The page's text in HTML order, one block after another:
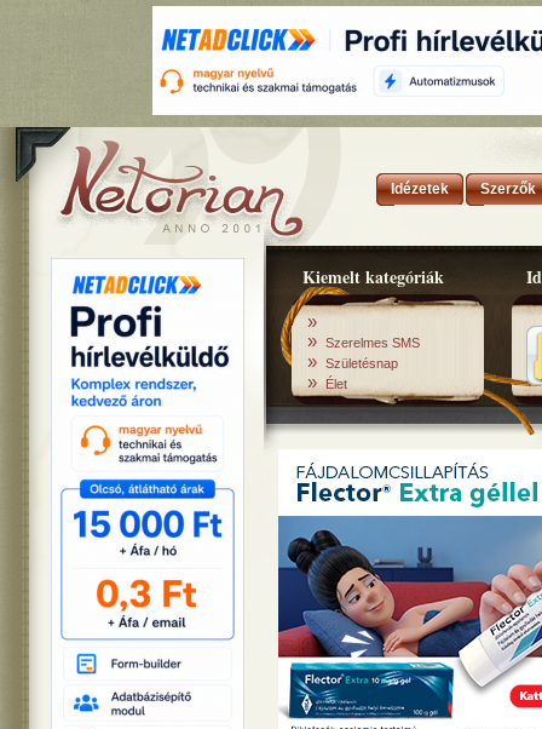
Idézetek Szerzők
Kiemelt kategóriák
»
» Szerelmes SMS
» Születésnap
» Élet